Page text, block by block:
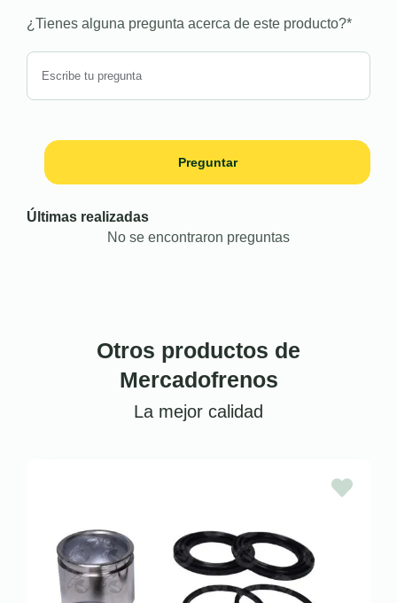
¿Tienes alguna pregunta acerca de este producto?*
Preguntar
Últimas realizadas
No se encontraron preguntas
Otros productos de
Mercadofrenos
La mejor calidad